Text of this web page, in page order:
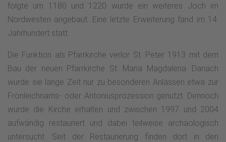
folgte um 1180 und 1220 wurde ein weiteres Joch im
Nordwesten angebaut. Eine letzte Erweiterung fand im 14.
Jahrhundert statt.
Die Funktion als Pfarrkirche verlor St. Peter 1913 mit dem
Bau der neuen Pfarrkirche St. Maria Magdalena. Danach
wurde sie lange Zeit nur zu besonderen Anlässen etwa zur
Fronleichnams- oder Antoniusprozession genutzt. Dennoch
wurde die Kirche erhalten und zwischen 1997 und 2004
aufwändig restauriert und dabei teilweise archäologisch
untersucht. Seit der Restaurierung finden dort in den